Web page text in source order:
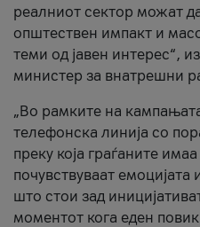
реалниот сектор можат
општествен импакт и
теми од јавен интерес“,
министер за внатрешни
„Во рамките на
телефонска линија со
преку која граѓаните
почувствуваат
што стои зад
моментот кога еден